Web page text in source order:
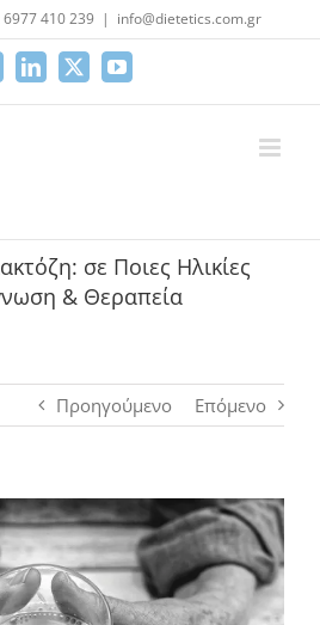
6977 410 239 | info@dietetics.com.gr
LinkedIn
X YouTube
σε Ποιες Ηλικίες
& Θεραπεία
Προηγούμενο Επόμενο